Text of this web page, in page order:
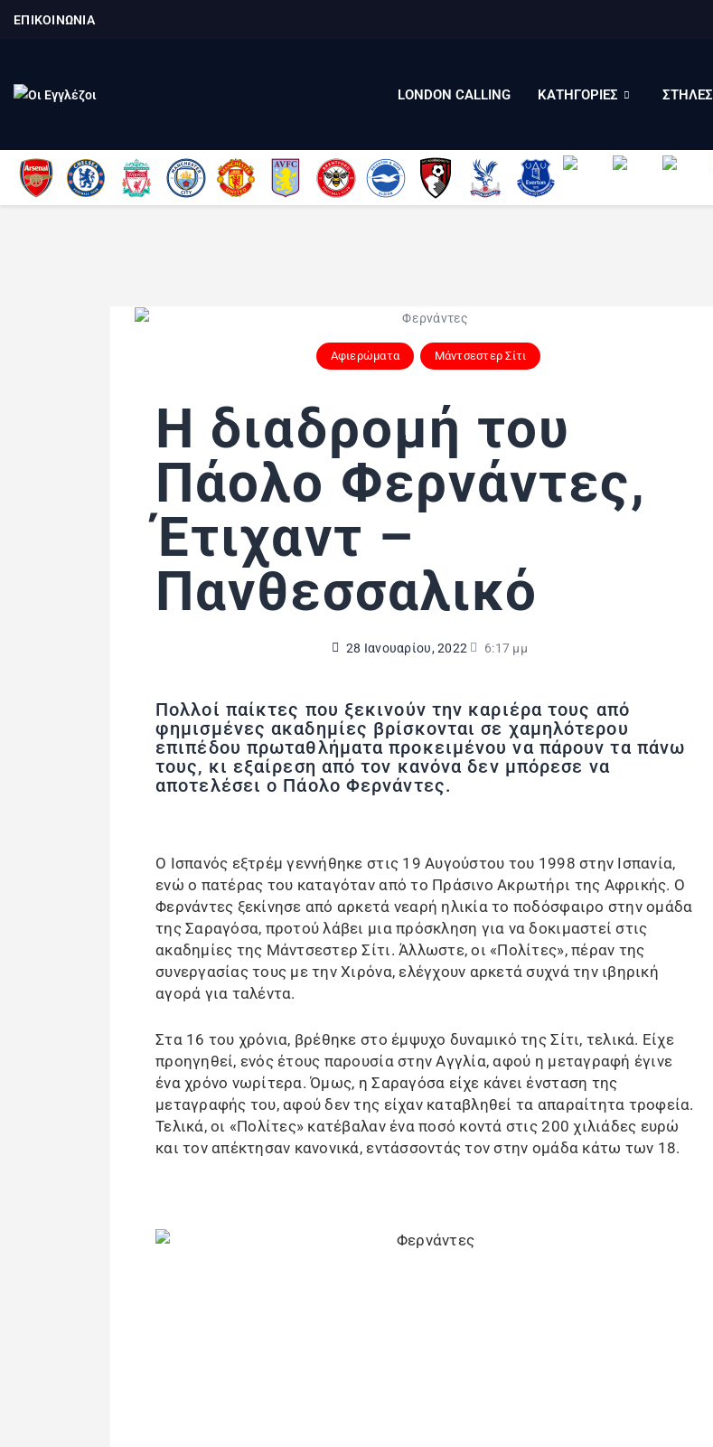
ΕΠΙΚΟΙΝΩΝΙΑ
LONDON CALLING ΚΑΤΗΓΟΡΙΕΣ ΣΤΗΛΕΣ
Αφιερώματα Μάντσεστερ Σίτι
Η διαδρομή του
Πάολο Φερνάντες,
Έτιχαντ –
Πανθεσσαλικό
28 Ιανουαρίου, 2022 6:17 μμ
Πολλοί παίκτες που ξεκινούν την καριέρα τους από
φημισμένες ακαδημίες βρίσκονται σε χαμηλότερου
επιπέδου πρωταθλήματα προκειμένου να πάρουν τα πάνω
τους, κι εξαίρεση από τον κανόνα δεν μπόρεσε να
αποτελέσει ο Πάολο Φερνάντες.
Ο Ισπανός εξτρέμ γεννήθηκε στις 19 Αυγούστου του 1998 στην Ισπανία,
ενώ ο πατέρας του καταγόταν από το Πράσινο Ακρωτήρι της Αφρικής. O
Φερνάντες ξεκίνησε από αρκετά νεαρή ηλικία το ποδόσφαιρο στην ομάδα
της Σαραγόσα, προτού λάβει μια πρόσκληση για να δοκιμαστεί στις
ακαδημίες της Μάντσεστερ Σίτι. Άλλωστε, οι «Πολίτες», πέραν της
συνεργασίας τους με την Χιρόνα, ελέγχουν αρκετά συχνά την ιβηρική
αγορά για ταλέντα.
Στα 16 του χρόνια, βρέθηκε στο έμψυχο δυναμικό της Σίτι, τελικά. Είχε
προηγηθεί, ενός έτους παρουσία στην Αγγλία, αφού η μεταγραφή έγινε
ένα χρόνο νωρίτερα. Όμως, η Σαραγόσα είχε κάνει ένσταση της
μεταγραφής του, αφού δεν της είχαν καταβληθεί τα απαραίτητα τροφεία.
Τελικά, οι «Πολίτες» κατέβαλαν ένα ποσό κοντά στις 200 χιλιάδες ευρώ
και τον απέκτησαν κανονικά, εντάσσοντάς τον στην ομάδα κάτω των 18.